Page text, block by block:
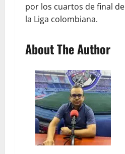
por los cuartos de final de
la Liga colombiana.
About The Author